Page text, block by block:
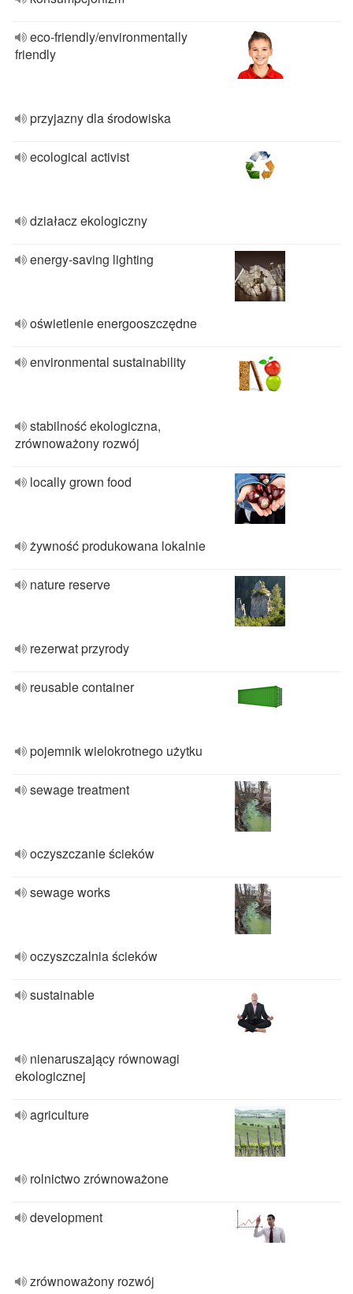
eco-friendly/environmentally
friendly
przyjazny dla środowiska
ecological activist
działacz ekologiczny
energy-saving lighting
oświetlenie energooszczędne
environmental sustainability
stabilność ekologiczna,
zrównoważony rozwój
locally grown food
żywność produkowana lokalnie
nature reserve
rezerwat przyrody
reusable container
pojemnik wielokrotnego użytku
sewage treatment
oczyszczanie ścieków
sewage works
oczyszczalnia ścieków
sustainable
nienaruszający równowagi
ekologicznej
agriculture
rolnictwo zrównoważone
development
zrównoważony rozwój